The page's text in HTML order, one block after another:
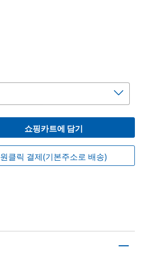
쇼핑카트에 담기
원클릭 결제(기본주소로 배송)